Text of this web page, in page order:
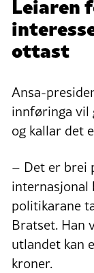
ottast
Ansa-
innføringa vil
og kallar det
– Det er brei
internasjonal
politikarane
Bratset. Han
utlandet kan
kroner.